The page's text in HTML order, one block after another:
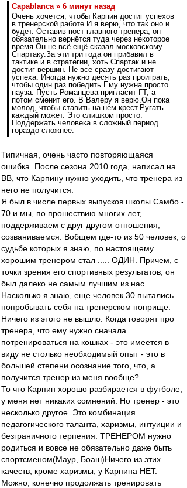
Сapablanca » 6 минут назад
Очень хочется, чтобы Карпин достиг успехов
в тренерской работе.И я верю, что так оно и
будет. Оставив пост главного тренера, он
обязательно вернётся туда через некоторое
время.Он не всё ещё сказал московскому
Спартаку.За эти три года он прибавил в
тактике и в стратегии, хоть Спартак и не
достиг вершин. Не все сразу достигают
успеха. Иногда нужно десять раз проиграть,
чтобы один раз победить.Ему нужна просто
пауза. Пусть Романцева пригласит ГТ, а
потом сменит его. В Валеру я верю.Он пока
молод, чтобы ставить на нём крест.Ругать
каждый может. Это слишком просто.
Поддержать человека в сложный период
гораздо сложнее.
Типичная, очень часто повторяющаяся
ошибка. После сезона 2010 года, написал на
ВВ, что Карпину нужно уходить, что тренера из
него не получится.
Я был в числе первых выпусков школы Самбо -
70 и мы, по прошествию многих лет,
поддерживаем с друг другом отношения,
созваниваемся. Вобщем где-то из 50 человек, о
судьбе которых я знаю, по настоящему
хорошим тренером стал ..... ОДИН. Причем, с
точки зрения его спортивных результатов, он
был далеко не самым лучшим из нас.
Насколько я знаю, еще человек 30 пытались
попробывать себя на тренерском поприще.
Ничего из этого не вышло. Когда говорят про
тренера, что ему нужно сначала
потренироваться на кошках - это имеется в
виду не столько необходимый опыт - это в
большей степени осознание того, что, а
получится тренер из меня вообще?
То что Карпин хорошо разбирается в футболе,
у меня нет никаких сомнений. Но тренер - это
несколько другое. Это комбинация
педагогического таланта, харизмы, интуиции и
безграничного терпения. ТРЕНЕРОМ нужно
родиться и вовсе не обязательно даже быть
спортсменом(Маур, Боаш)Ничего из этих
качеств, кроме харизмы, у Карпина НЕТ.
Можно, конечно продолжать тренировать